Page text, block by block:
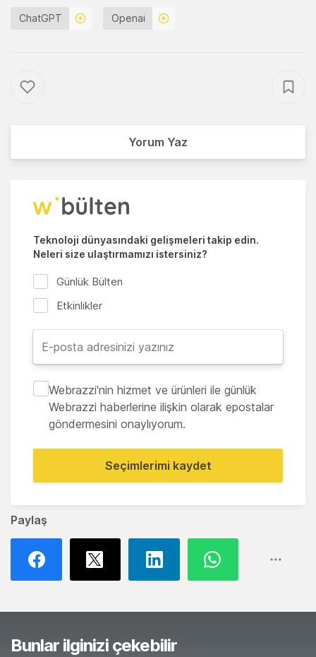
Paylaş
ChatGPT Openai
Yorum Yaz
Teknoloji dünyasındaki gelişmeleri takip edin.
Neleri size ulaştırmamızı istersiniz?
Günlük Bülten
Etkinlikler
Webrazzi'nin hizmet ve ürünleri ile günlük
Webrazzi haberlerine ilişkin olarak epostalar
göndermesini onaylıyorum.
Seçimlerimi kaydet
Bunlar ilginizi çekebilir